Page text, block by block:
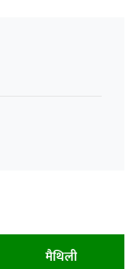
मैथिली